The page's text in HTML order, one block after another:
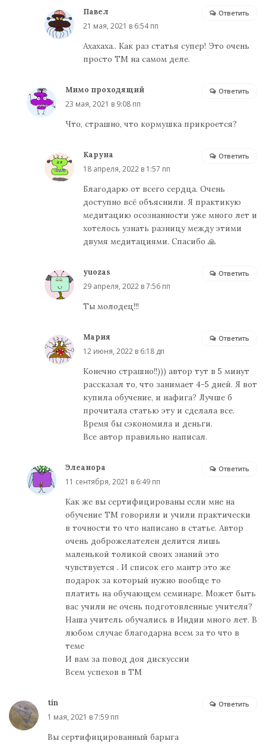
Павел
21 мая, 2021 в 6:54 пп
Ахахаха.. Как раз статья супер! Это очень
просто ТМ на самом деле.
Ответить
Мимо проходящий
23 мая, 2021 в 9:08 пп
Что, страшно, что кормушка прикроется?
Ответить
Каруна
18 апреля, 2022 в 1:57 пп
Благодарю от всего сердца. Очень
доступно всё объяснили. Я практикую
медитацию осознанности уже много лет и
хотелось узнать разницу между этими
двумя медитациями. Спасибо 🙏
Ответить
yuozas
29 апреля, 2022 в 7:56 пп
Ты молодец!!!
Ответить
Мария
12 июня, 2022 в 6:18 дп
Конечно страшно!!))) автор тут в 5 минут
рассказал то, что занимает 4-5 дней. Я вот
купила обучение, и нафига? Лучше б
прочитала статью эту и сделала все.
Время бы сэкономила и деньги.
Все автор правильно написал.
Ответить
Элеанора
11 сентября, 2021 в 6:49 пп
Как же вы сертифицированы если мне на
обучение ТМ говорили и учили практически
в точности то что написано в статье. Автор
очень доброжелателен делится лишь
маленькой толикой своих знаний это
чувствуется . И список его мантр это же
подарок за который нужно вообще то
платить на обучающем семинаре. Может быть
вас учили не очень подготовленные учителя?
Наша учитель обучались в Индии много лет. В
любом случае благодарна всем за то что в
теме
И вам за повод доя дискуссии
Всем успехов в ТМ
Ответить
tin
1 мая, 2021 в 7:59 пп
Вы сертифицированный барыга
Ответить